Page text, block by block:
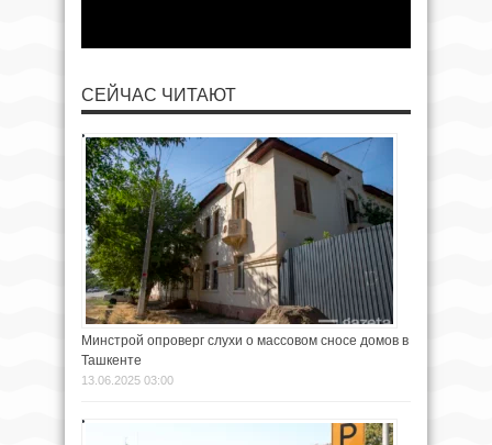
СЕЙЧАС ЧИТАЮТ
Минстрой опроверг слухи о массовом сносе домов в
Ташкенте
13.06.2025 03:00